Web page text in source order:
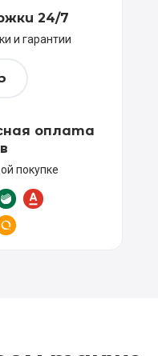
24/7
и гарантии
оплата
покупке